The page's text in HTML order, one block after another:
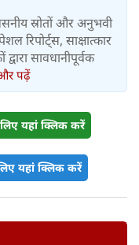
स्रोतों और अनुभवी
रिपोर्ट्स, साक्षात्कार
सावधानीपूर्वक
पढ़ें
यहां क्लिक करें
यहां क्लिक करें